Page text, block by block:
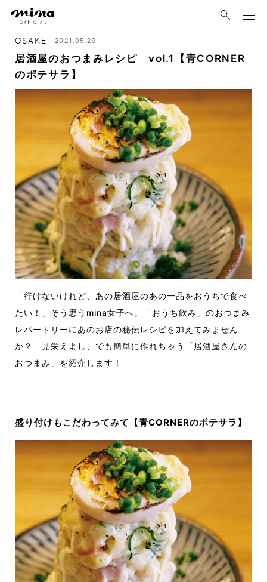
OSAKE 2021.05.29
居酒屋のおつまみレシピ vol.1【青CORNER
のポテサラ】
「行けないけれど、あの居酒屋のあの一品をおうちで食べ
たい！」そう思うmina女子へ。「おうち飲み」のおつまみ
レパートリーにあのお店の秘伝レシピを加えてみません
か？ 見栄えよし、でも簡単に作れちゃう「居酒屋さんの
おつまみ」を紹介します！
盛り付けもこだわってみて【青CORNERのポテサラ】